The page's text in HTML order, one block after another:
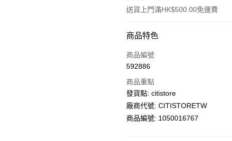
送貨上門滿HK$500.00免運費
付款方式
信用卡
PayMe
WeChat Pay
商品特色
商品編號
592886
商品重點
發貨點: citistore
廠商代號: CITISTORETW
商品編號: 1050016767